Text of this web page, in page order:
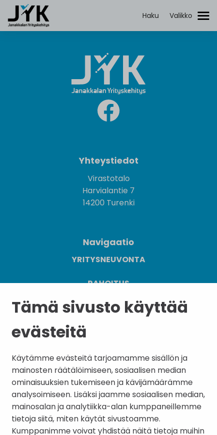
Tämä sivusto käyttää
evästeitä
Käytämme evästeitä tarjoamamme sisällön ja
mainosten räätälöimiseen, sosiaalisen median
ominaisuuksien tukemiseen ja kävijämäärämme
analysoimiseen. Lisäksi jaamme sosiaalisen median,
mainosalan ja analytiikka-alan kumppaneillemme
tietoja siitä, miten käytät sivustoamme.
Kumppanimme voivat yhdistää näitä tietoja muihin
Janakkalan
Yrityskehitys Etsi:
Haku Valikko
Yhteystiedot
Virastotalo
Harvialantie 7
14200 Turenki
Navigaatio
YRITYSNEUVONTA
RAHOITUS
SIJOITU JANAKKALAAN
YHTEYSTIEDOT
Tilaa uutiskirje